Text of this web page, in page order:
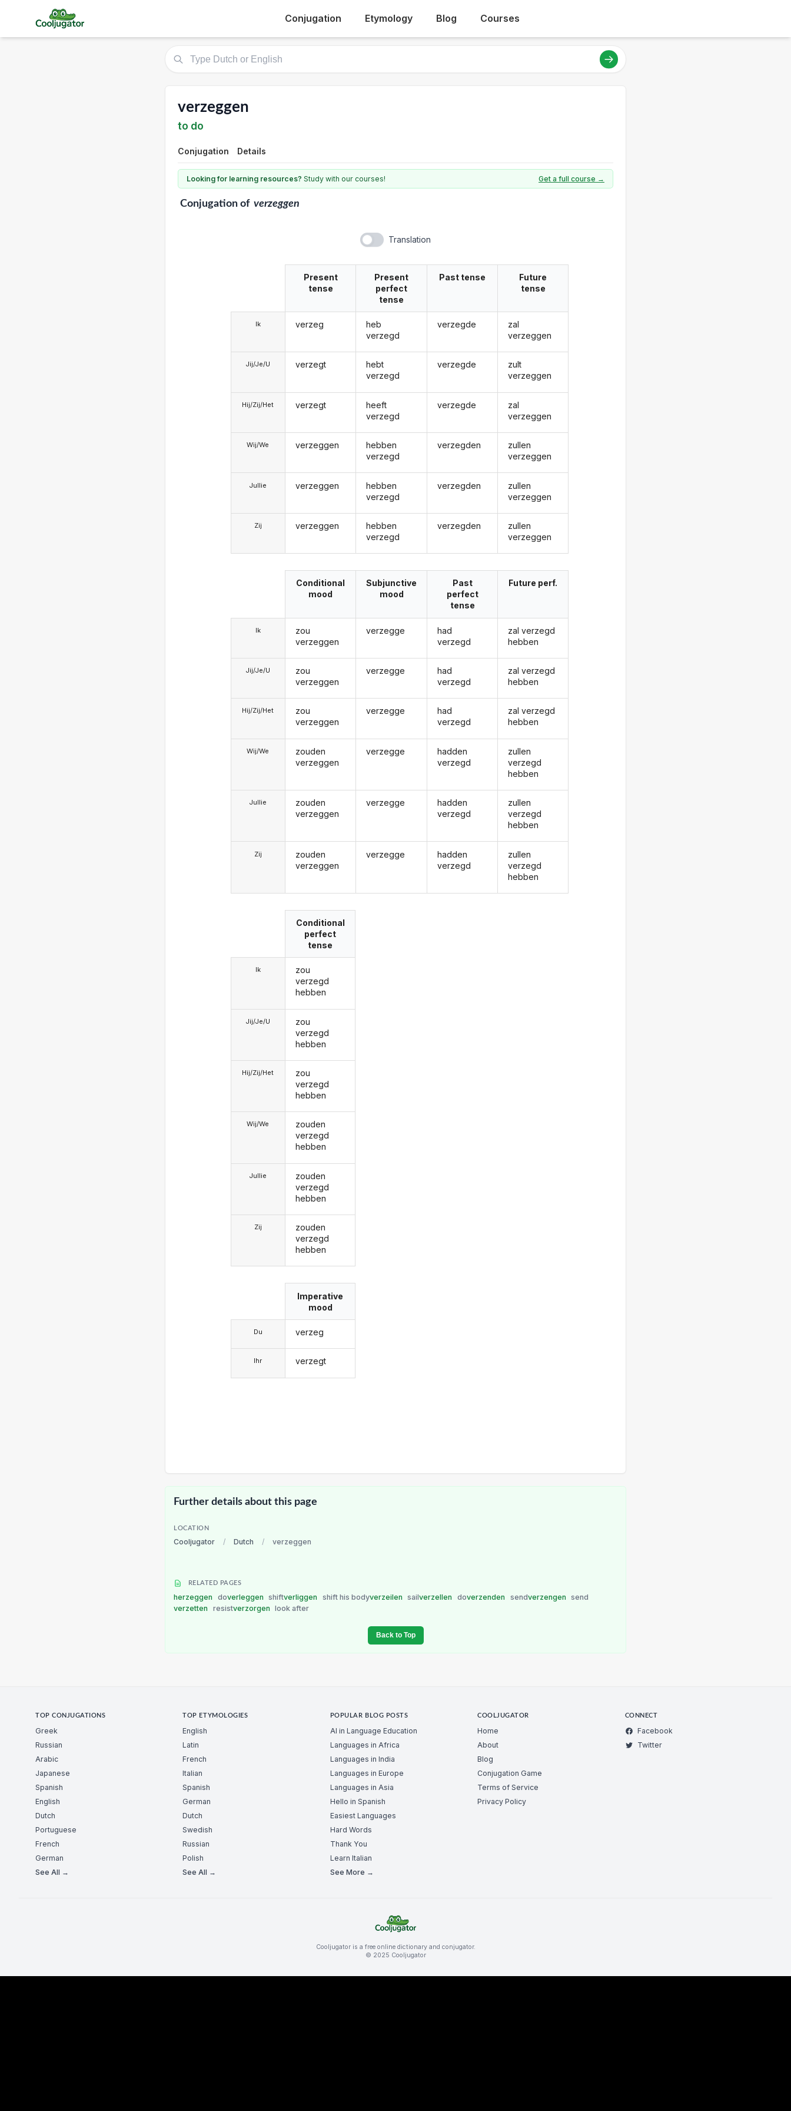
Conjugation Etymology Blog Courses
verzeggen
to do
Conjugation Details
Looking for learning resources? Study with our courses! Get a full course →
Conjugationof verzeggen
Translation
Ik
Jij/Je/U
Hij/Zij/Het
Wij/We
Jullie
Zij
Present
tense
verzeg
verzegt
verzegt
verzeggen
verzeggen
verzeggen
Present
perfect
tense
heb
verzegd
hebt
verzegd
heeft
verzegd
hebben
verzegd
hebben
verzegd
hebben
verzegd
Past tense
verzegde
verzegde
verzegde
verzegden
verzegden
verzegden
Future
tense
zal
verzeggen
zult
verzeggen
zal
verzeggen
zullen
verzeggen
zullen
verzeggen
zullen
verzeggen
Ik
Jij/Je/U
Hij/Zij/Het
Wij/We
Jullie
Zij
Conditional
mood
zou
verzeggen
zou
verzeggen
zou
verzeggen
zouden
verzeggen
zouden
verzeggen
zouden
verzeggen
Subjunctive
mood
verzegge
verzegge
verzegge
verzegge
verzegge
verzegge
Past
perfect
tense
had
verzegd
had
verzegd
had
verzegd
hadden
verzegd
hadden
verzegd
hadden
verzegd
Future perf.
zal verzegd
hebben
zal verzegd
hebben
zal verzegd
hebben
zullen
verzegd
hebben
zullen
verzegd
hebben
zullen
verzegd
hebben
Ik
Jij/Je/U
Hij/Zij/Het
Wij/We
Jullie
Zij
Conditional
perfect
tense
zou
verzegd
hebben
zou
verzegd
hebben
zou
verzegd
hebben
zouden
verzegd
hebben
zouden
verzegd
hebben
zouden
verzegd
hebben
Du
Ihr
Imperative
mood
verzeg
verzegt
Further details about this page
LOCATION
Cooljugator / Dutch / verzeggen
RELATED PAGES
herzeggen doverleggen shiftverliggen shift his bodyverzeilen sailverzellen doverzenden sendverzengen
send
verzetten
resistverzorgen look after
Back to Top
TOP CONJUGATIONS
Greek
Russian
Arabic
Japanese
Spanish
English
Dutch
Portuguese
French
German
See All →
TOP ETYMOLOGIES
English
Latin
French
Italian
Spanish
German
Dutch
Swedish
Russian
Polish
See All →
POPULAR BLOG POSTS
AI in Language Education
Languages in Africa
Languages in India
Languages in Europe
Languages in Asia
Hello in Spanish
Easiest Languages
Hard Words
Thank You
Learn Italian
See More →
COOLJUGATOR
Home
About
Blog
Conjugation Game
Terms of Service
Privacy Policy
CONNECT
Facebook
Twitter
Cooljugator is a free online dictionary and conjugator.
© 2025 Cooljugator